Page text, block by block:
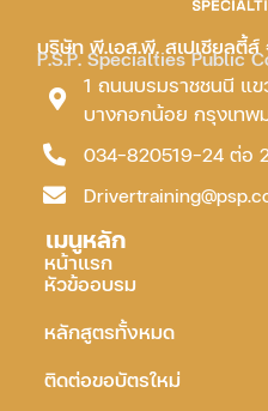
บริษัท พี.เอส.พี. สเปเชียลตี้
P.S.P. Specialties Public
1 ถนนบรมราชชนนี แ
บางกอกน้อย กรุงเทพ
034-820519-24 ต่อ
เมนูหลัก
หน้าแรก
หัวข้ออบรม
หลักสูตรทั้งหมด
ติดต่อขอบัตรใหม่